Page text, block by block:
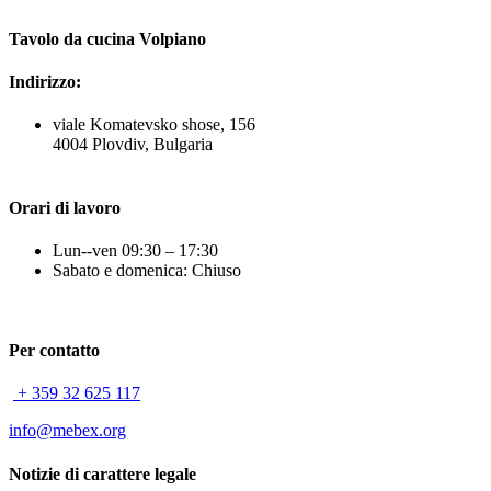
Tavolo da cucina Volpiano
Indirizzo:
viale Komatevsko shose, 156
4004 Plovdiv, Bulgaria
Orari di lavoro
Lun--ven 09:30 – 17:30
Sabato e domenica: Chiuso
Per contatto
+ 359 32 625 117
info@mebex.org
Notizie di carattere legale